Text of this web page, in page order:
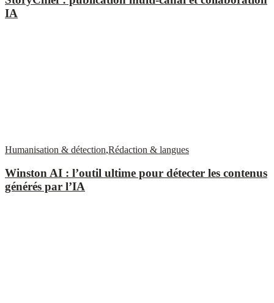
IA
Humanisation & détection,Rédaction & langues
Winston AI : l’outil ultime pour détecter les contenus
générés par l’IA